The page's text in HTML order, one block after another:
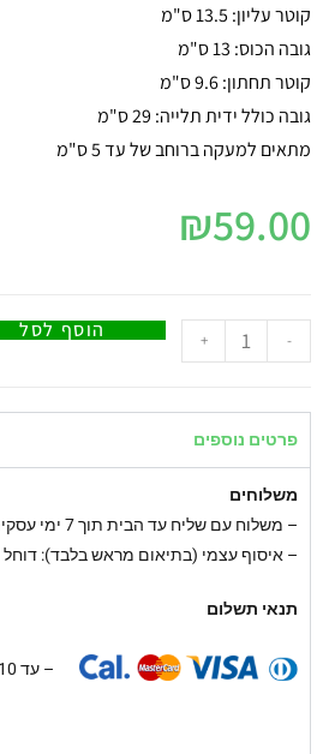
קוטר עליון: 13.5 ס"מ
גובה הכוס: 13 ס"מ
קוטר תחתון: 9.6 ס"מ
גובה כולל ידית תלייה: 29 ס"מ
מתאים למעקה ברוחב של עד 5 ס"מ
₪59.00
-
+ הוסף לסל
פרטים נוספים
משלוחים
– משלוח עם שליח עד הבית תוך 7 ימי עסקים - 29 ש"ח
– איסוף עצמי (בתיאום מראש בלבד): דוחל 3, בת-חפר – ללא עלות
תנאי תשלום
– עד 10 תשלומים בכרטיס אשראי